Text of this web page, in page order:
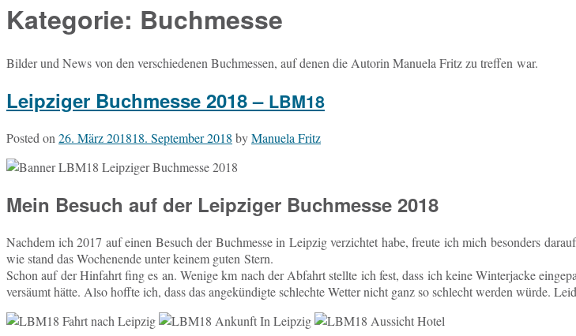
Kategorie: Buchmesse
Bilder und News von den ver­schie­de­nen Buch­mes­sen, auf denen die Au­torin Ma­nue­la Fritz zu tref­fen war.
Leipziger Buchmesse 2018 – LBM18
Posted on 26. März 201818. September 2018 byManuela Fritz
Mein Besuch auf der Leipziger Buchmesse 2018
Nach­dem ich 2017 auf einen Besuch der Buch­mes­se in Leip­zig ver­zich­tet habe, freute ich mich be­son­ders
wie stand das Wo­chen­en­de unter keinem guten Stern.
Schon auf der Hin­fahrt fing es an. Wenige km nach der Ab­fahrt stell­te ich fest, dass ich keine Win­ter­ja­cke
ver­säumt hätte. Also hoffte ich, dass das an­ge­kün­dig­te schlech­te Wetter nicht ganz so schlecht werden würde.